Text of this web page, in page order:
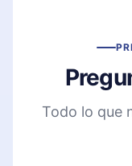
Todo lo que